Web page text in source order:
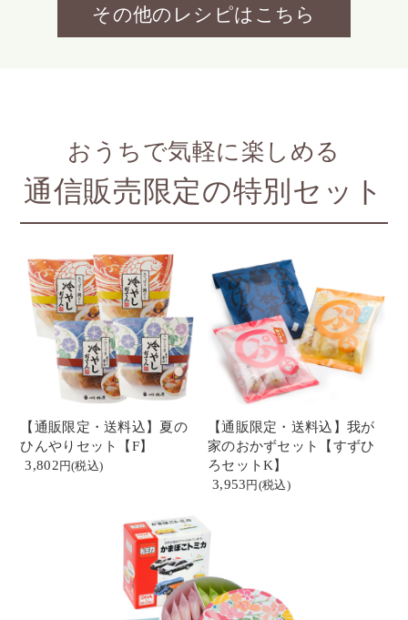
その他のレシピはこちら
おうちで気軽に楽しめる
通信販売限定の特別セット
【通販限定・送料込】夏の
ひんやりセット【F】
3,802
【通販限定・送料込】我が
家のおかずセット【すずひ
ろセットK】
3,953